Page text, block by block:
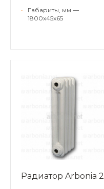
•
Габариты, мм —
1800x45x65
Радиатор Arbonia